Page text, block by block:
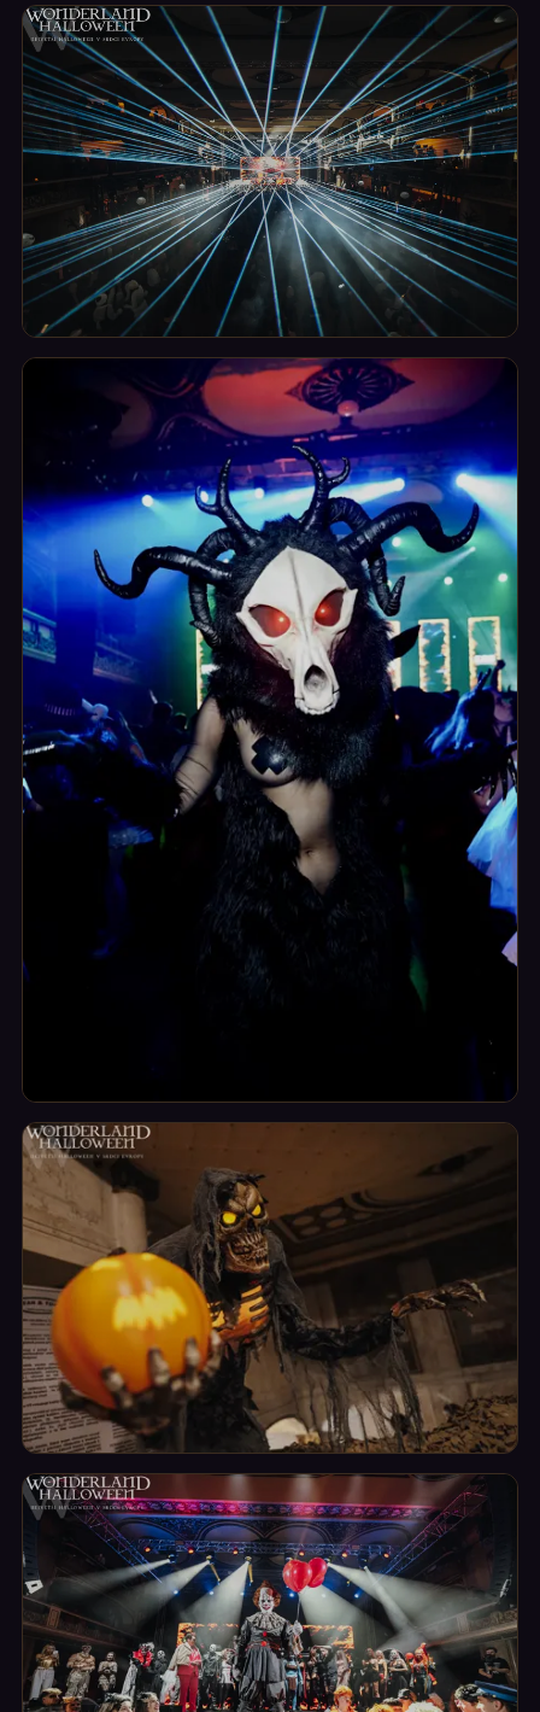
Show
Hlavní večerní show: hudba, světla, performance,
kostýmy.
Kostýmy
Wonderland tvoří lidé. Čím lepší kostým, tím silnější
zážitek.
Dekorace
Lucerna jako temný pražský Wonderland: gotika, dýně,
oheň.